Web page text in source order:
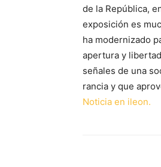
de la República,
exposición es
ha modernizado
apertura y
señales de una
rancia y que
Noticia en ileon.